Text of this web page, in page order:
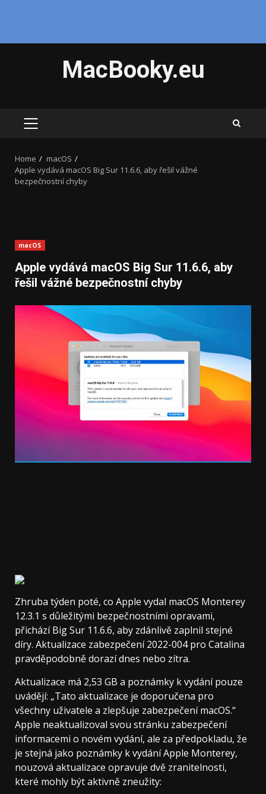
MacBooky.eu
PRIMARY
Home
macOS
Apple vydává macOS Big Sur 11.6.6, aby řešil vážné
bezpečnostní chyby
macOS
Apple vydává macOS Big Sur 11.6.6, aby
řešil vážné bezpečnostní chyby
Zhruba týden poté, co Apple vydal macOS Monterey
12.3.1 s důležitými bezpečnostními opravami,
přichází Big Sur 11.6.6, aby zdánlivě zaplnil stejné
díry. Aktualizace zabezpečení 2022-004 pro Catalina
pravděpodobně dorazí dnes nebo zítra.
Aktualizace má 2,53 GB a poznámky k vydání pouze
uvádějí: „Tato aktualizace je doporučena pro
všechny uživatele a zlepšuje zabezpečení macOS.“
Apple neaktualizoval svou stránku zabezpečení
informacemi o novém vydání, ale za předpokladu, že
je stejná jako poznámky k vydání Apple Monterey,
nouzová aktualizace opravuje dvě zranitelnosti,
které mohly být aktivně zneužity: